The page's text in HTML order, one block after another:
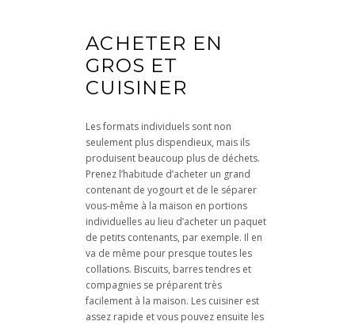
ACHETER EN
GROS ET
CUISINER
Les formats individuels sont non
seulement plus dispendieux, mais ils
produisent beaucoup plus de déchets.
Prenez l’habitude d’acheter un grand
contenant de yogourt et de le séparer
vous-même à la maison en portions
individuelles au lieu d’acheter un paquet
de petits contenants, par exemple. Il en
va de même pour presque toutes les
collations. Biscuits, barres tendres et
compagnies se préparent très
facilement à la maison. Les cuisiner est
assez rapide et vous pouvez ensuite les